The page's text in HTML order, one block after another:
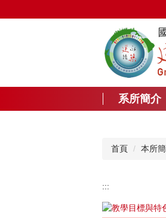
到
系所簡介
首頁 本所
:::